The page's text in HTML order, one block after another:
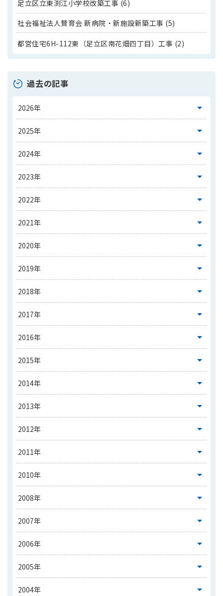
足立区立東渕江小学校改築工事 (6)
社会福祉法人賛育会 新病院・新施設新築工事 (5)
都営住宅6H-112東（足立区南花畑四丁目）工事 (2)
過去の記事